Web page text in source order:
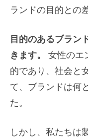
ランドの目的との
目的のあるブラン
きます。
女性のエ
的であり、社会と
て、ブランドは何
た。
しかし、私たちは